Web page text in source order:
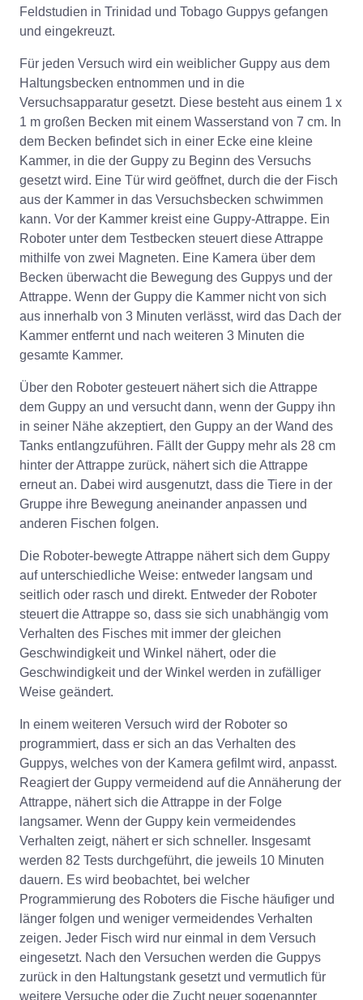
Feldstudien in Trinidad und Tobago Guppys gefangen
und eingekreuzt.
Für jeden Versuch wird ein weiblicher Guppy aus dem
Haltungsbecken entnommen und in die
Versuchsapparatur gesetzt. Diese besteht aus einem 1 x
1 m großen Becken mit einem Wasserstand von 7 cm. In
dem Becken befindet sich in einer Ecke eine kleine
Kammer, in die der Guppy zu Beginn des Versuchs
gesetzt wird. Eine Tür wird geöffnet, durch die der Fisch
aus der Kammer in das Versuchsbecken schwimmen
kann. Vor der Kammer kreist eine Guppy-Attrappe. Ein
Roboter unter dem Testbecken steuert diese Attrappe
mithilfe von zwei Magneten. Eine Kamera über dem
Becken überwacht die Bewegung des Guppys und der
Attrappe. Wenn der Guppy die Kammer nicht von sich
aus innerhalb von 3 Minuten verlässt, wird das Dach der
Kammer entfernt und nach weiteren 3 Minuten die
gesamte Kammer.
Über den Roboter gesteuert nähert sich die Attrappe
dem Guppy an und versucht dann, wenn der Guppy ihn
in seiner Nähe akzeptiert, den Guppy an der Wand des
Tanks entlangzuführen. Fällt der Guppy mehr als 28 cm
hinter der Attrappe zurück, nähert sich die Attrappe
erneut an. Dabei wird ausgenutzt, dass die Tiere in der
Gruppe ihre Bewegung aneinander anpassen und
anderen Fischen folgen.
Die Roboter-bewegte Attrappe nähert sich dem Guppy
auf unterschiedliche Weise: entweder langsam und
seitlich oder rasch und direkt. Entweder der Roboter
steuert die Attrappe so, dass sie sich unabhängig vom
Verhalten des Fisches mit immer der gleichen
Geschwindigkeit und Winkel nähert, oder die
Geschwindigkeit und der Winkel werden in zufälliger
Weise geändert.
In einem weiteren Versuch wird der Roboter so
programmiert, dass er sich an das Verhalten des
Guppys, welches von der Kamera gefilmt wird, anpasst.
Reagiert der Guppy vermeidend auf die Annäherung der
Attrappe, nähert sich die Attrappe in der Folge
langsamer. Wenn der Guppy kein vermeidendes
Verhalten zeigt, nähert er sich schneller. Insgesamt
werden 82 Tests durchgeführt, die jeweils 10 Minuten
dauern. Es wird beobachtet, bei welcher
Programmierung des Roboters die Fische häufiger und
länger folgen und weniger vermeidendes Verhalten
zeigen. Jeder Fisch wird nur einmal in dem Versuch
eingesetzt. Nach den Versuchen werden die Guppys
zurück in den Haltungstank gesetzt und vermutlich für
weitere Versuche oder die Zucht neuer sogenannter